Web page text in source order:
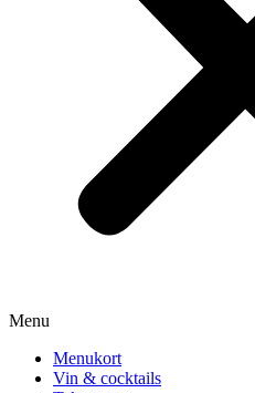
Menu
Menukort
Vin & cocktails